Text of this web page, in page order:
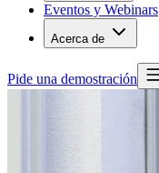
Eventos y Webinars
Acerca de
Pide una demostración